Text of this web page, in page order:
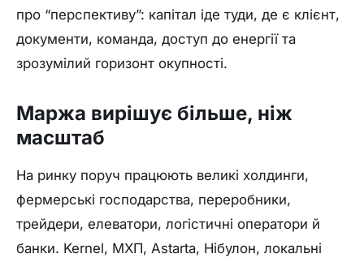
про “перспективу”: капітал іде туди, де є клієнт,
документи, команда, доступ до енергії та
зрозумілий горизонт окупності.
Маржа вирішує більше, ніж
масштаб
На ринку поруч працюють великі холдинги,
фермерські господарства, переробники,
трейдери, елеватори, логістичні оператори й
банки. Kernel, МХП, Astarta, Нібулон, локальні